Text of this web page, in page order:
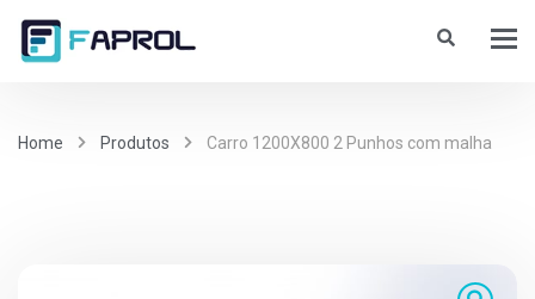
Home Produtos Carro 1200X800 2 Punhos com malha